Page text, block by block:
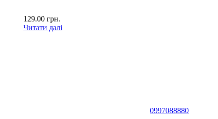
129.00 грн.
Читати далі
0997088880